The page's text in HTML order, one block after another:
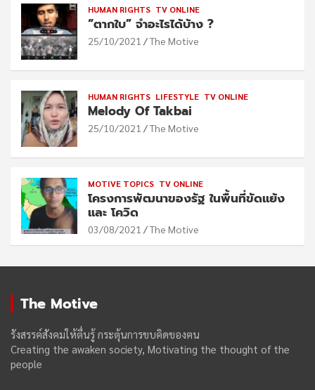
HUMAN RIGHTS TV ONLINE
“ตากใบ” จำอะไรได้บ้าง ?
25/10/2021 The Motive
HUMAN RIGHTS LIFESTYLE TV ONLINE
Melody Of Takbai
25/10/2021 The Motive
MOTIVE TOPICS TV ONLINE
โครงการพัฒนาของรัฐ ในพื้นที่ขัดแย้ง
และ โควิด
03/08/2021 The Motive
The Motive
รังสรรค์สังคมให้ตื่นรู้ กระตุ้นการขบคิดของฅน
Creating the awaken society, Motivating the thought of the
people